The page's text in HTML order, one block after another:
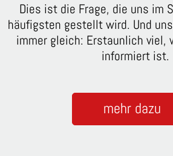
Dies ist die Frage, die uns im
häufigsten gestellt wird. Und
immer gleich: Erstaunlich viel,
informiert ist.
mehr dazu